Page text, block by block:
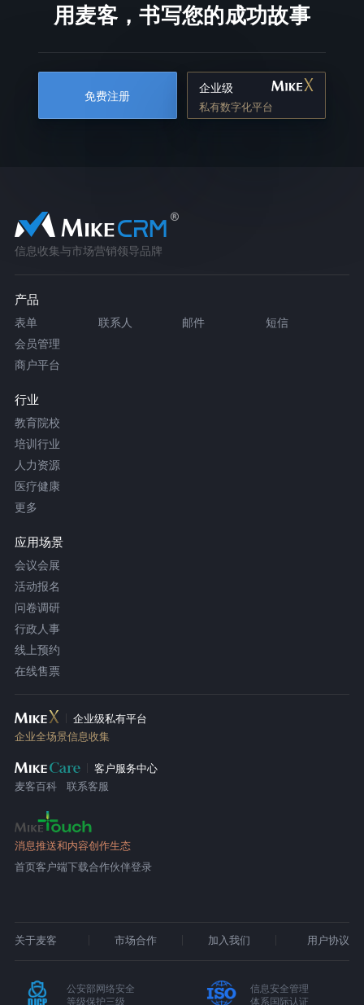
用麦客，书写您的成功故事
免费注册
企业级
私有数字化平台
信息收集与市场营销领导品牌
产品
表单 联系人 邮件
短信
会员管理
商户平台
行业
教育院校
培训行业
人力资源
医疗健康
更多
应用场景
会议会展
活动报名
问卷调研
行政人事
线上预约
在线售票
企业级私有平台
企业全场景信息收集
客户服务中心
麦客百科
联系客服
消息推送和内容创作生态
首页客户端下载合作伙伴登录
关于麦客 市场合作 加入我们 用户协议
公安部网络安全
等级保护三级
信息安全管理
体系国际认证